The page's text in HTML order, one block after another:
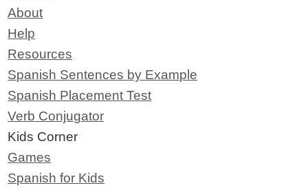
About
Help
Resources
Spanish Sentences by Example
Spanish Placement Test
Verb Conjugator
Kids Corner
Games
Spanish for Kids